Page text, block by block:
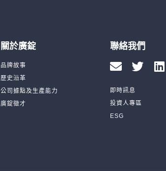
關於廣錠
品牌故事
歷史沿革
公司據點及生產能力
廣錠徵才
聯絡我們
即時訊息
投資人專區
ESG